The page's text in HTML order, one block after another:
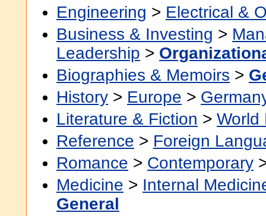
Engineering > Electrical &
Business & Investing >
Leadership >
Biographies & Memoirs >
History > Europe >
Literature & Fiction > World
Reference > Foreign
Romance > Contemporary
Medicine > Internal
General